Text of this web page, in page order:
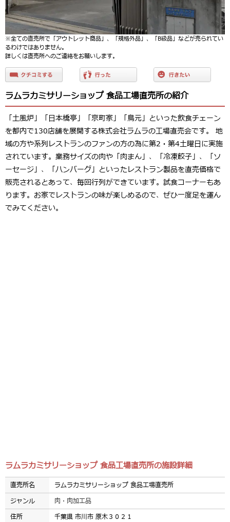
※全ての直売所で「アウトレット商品」、「規格外品」、「B級品」などが売られてい
るわけではありません。
詳しくは直売所へのご連絡をお願いします。
ラムラカミサリーショップ 食品工場直売所の紹介
「土風炉」「日本橋亭」「京町家」「鳥元」といった飲食チェーン
を都内で130店舗を展開する株式会社ラムラの工場直売会です。 地
域の方や系列レストランのファンの方の為に第2・第4土曜日に実施
されています。業務サイズの肉や「肉まん」、「冷凍餃子」、「ソ
ーセージ」、「ハンバーグ」といったレストラン製品を直売価格で
販売されるとあって、毎回行列ができています。試食コーナーもあ
ります。お家でレストランの味が楽しめるので、ぜひ一度足を運ん
でみてください。
ラムラカミサリーショップ 食品工場直売所の施設詳細
直売所名
ラムラカミサリーショップ 食品工場直売所
ジャンル
肉・肉加工品
住所
千葉県 市川市 原木３０２１